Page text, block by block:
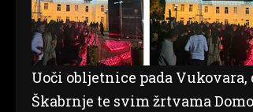
Uoči obljetnice pada
Škabrnje te svim žrtvama